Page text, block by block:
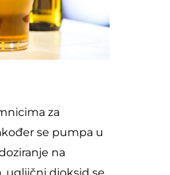
za
se pumpa u
na